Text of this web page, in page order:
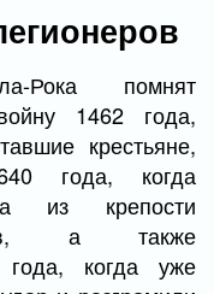
Рока помнят
1462 года,
крестьяне,
года, когда
из крепости
а также
когда уже